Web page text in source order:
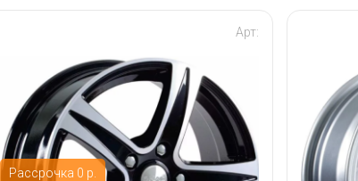
Рассрочка 0 р.
Арт: